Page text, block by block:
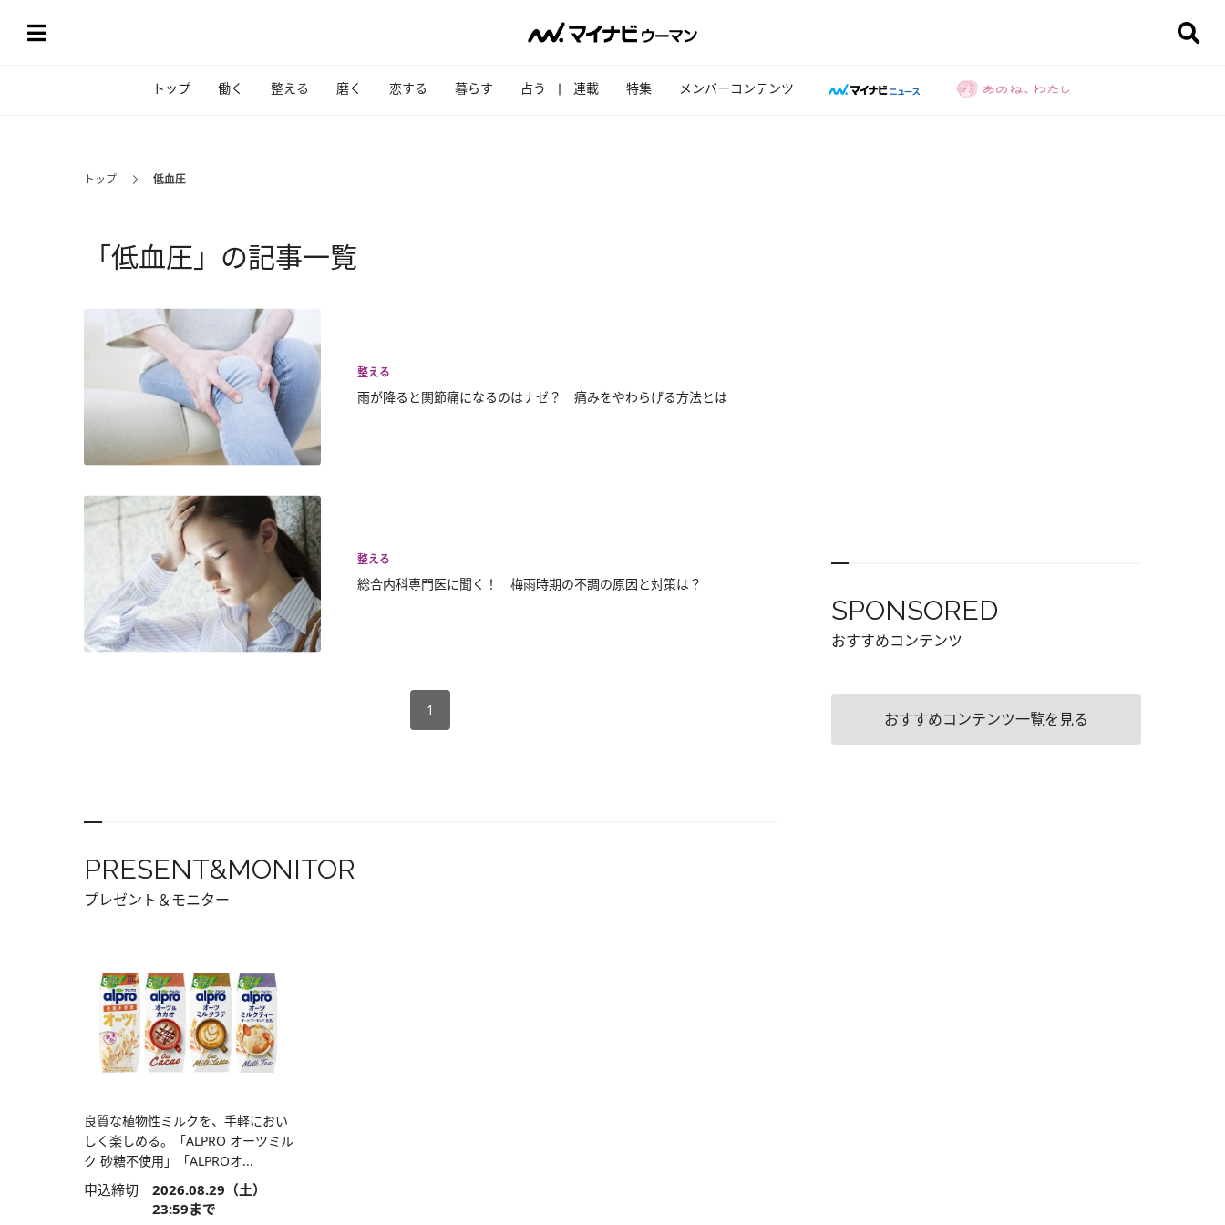
トップ 働く 整える 磨く 恋する 暮らす 占う 連載 特集 メンバーコンテンツ
トップ 低血圧
「低血圧」の記事一覧
整える
雨が降ると関節痛になるのはナゼ？ 痛みをやわらげる方法とは
整える
総合内科専門医に聞く！ 梅雨時期の不調の原因と対策は？
1
PRESENT&MONITOR
プレゼント＆モニター
良質な植物性ミルクを、手軽におい
しく楽しめる。「ALPRO オーツミル
ク 砂糖不使用」「ALPROオ...
申込締切 2026.08.29（土）
23:59まで
SPONSORED
おすすめコンテンツ
おすすめコンテンツ一覧を見る